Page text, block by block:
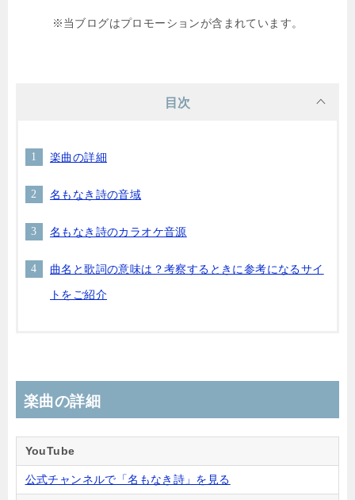
※当ブログはプロモーションが含まれています。
目次
楽曲の詳細
名もなき詩の音域
名もなき詩のカラオケ音源
曲名と歌詞の意味は？考察するときに参考になるサイ
トをご紹介
楽曲の詳細
YouTube
公式チャンネルで「名もなき詩」を見る